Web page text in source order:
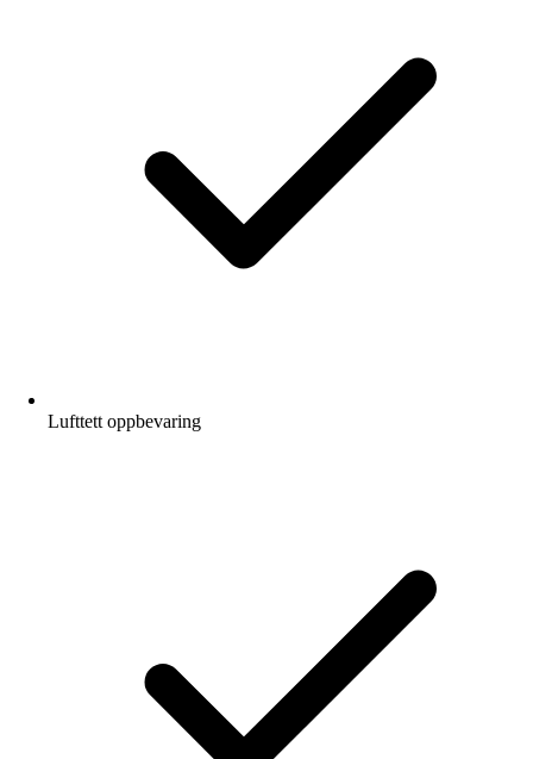
Lufttett oppbevaring